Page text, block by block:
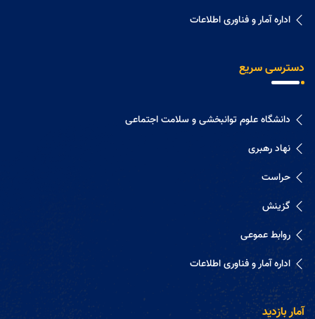
اداره آمار و فناوری اطلاعات
دسترسی سریع
دانشگاه علوم توانبخشی و سلامت اجتماعی
نهاد رهبری
حراست
گزینش
روابط عموعی
اداره آمار و فناوری اطلاعات
آمار بازدید